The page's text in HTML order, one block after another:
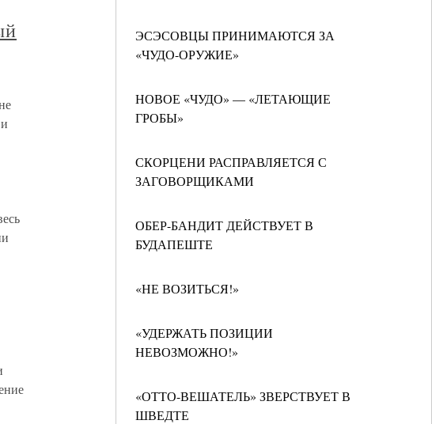
ЭСЭСОВЦЫ ПРИНИМАЮТСЯ ЗА
«ЧУДО-ОРУЖИЕ»
НОВОЕ «ЧУДО» — «ЛЕТАЮЩИЕ
ГРОБЫ»
СКОРЦЕНИ РАСПРАВЛЯЕТСЯ С
ЗАГОВОРЩИКАМИ
ОБЕР-БАНДИТ ДЕЙСТВУЕТ В
БУДАПЕШТЕ
«НЕ ВОЗИТЬСЯ!»
«УДЕРЖАТЬ ПОЗИЦИИ
НЕВОЗМОЖНО!»
«ОТТО-ВЕШАТЕЛЬ» ЗВЕРСТВУЕТ В
ШВЕДТЕ